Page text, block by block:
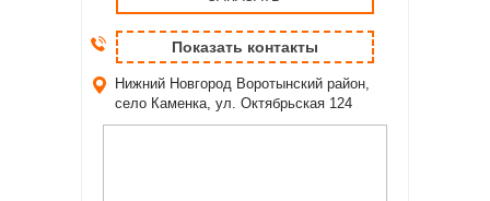
Показать контакты
Нижний Новгород Воротынский район,
село Каменка, ул. Октябрьская 124